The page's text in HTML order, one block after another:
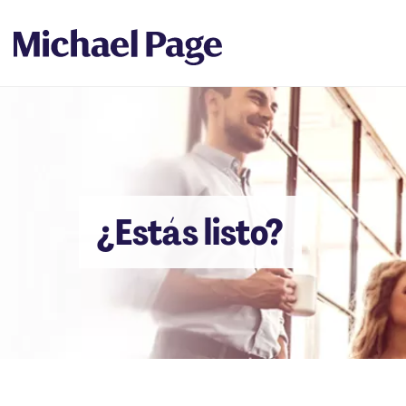
¿Estás listo?